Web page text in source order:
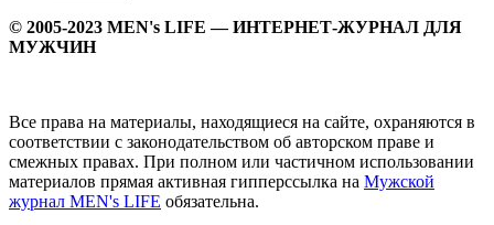
© 2005-2023 MEN's LIFE — ИНТЕРНЕТ-ЖУРНАЛ ДЛЯ
МУЖЧИН
Все права на материалы, находящиеся на сайте, охраняются в
соответствии с законодательством об авторском праве и
смежных правах. При полном или частичном использовании
материалов прямая активная гипперссылка на Мужской
журнал MEN's LIFE обязательна.